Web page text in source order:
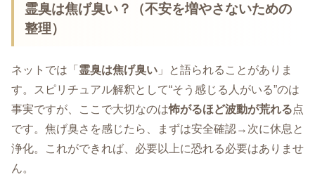
霊臭は焦げ臭い？（不安を増やさないための
整理）
ネットでは「 霊臭は焦げ臭い 」と語られることがありま
す。スピリチュアル解釈として“そう感じる人がいる”のは
事実ですが、ここで大切なのは怖がるほど波動が荒れる点
です。焦げ臭さを感じたら、まずは安全確認→次に休息と
浄化。これができれば、必要以上に恐れる必要はありませ
ん。